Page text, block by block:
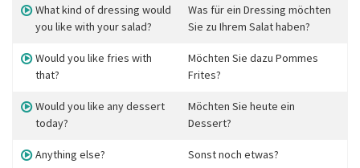
What kind of dressing would
you like with your salad?
Was für ein Dressing möchten
Sie zu Ihrem Salat haben?
Would you like fries with
that?
Möchten Sie dazu Pommes
Frites?
Would you like any dessert
today?
Möchten Sie heute ein
Dessert?
Anything else? Sonst noch etwas?